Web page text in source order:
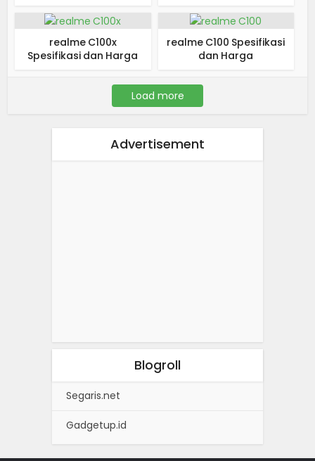
realme C100x
Spesifikasi dan Harga
realme C100 Spesifikasi
dan Harga
Load more
Advertisement
Blogroll
Segaris.net
Gadgetup.id